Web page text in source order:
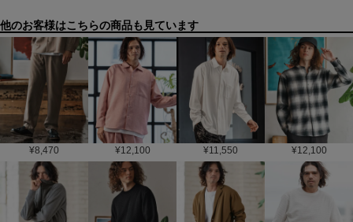
他のお客様はこちらの商品も見ています
¥8,470 ¥12,100 ¥11,550 ¥12,100